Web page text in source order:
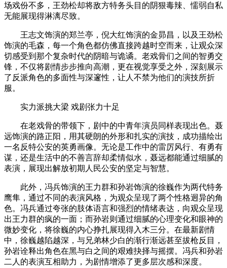
场戏份不多，王劲松却将敌方特务头目的阴狠毒辣、懦弱自私
无能展现得淋漓尽致。
王志文饰演的郑兰亭，倪大红饰演的金昴昌，以及王劲松
饰演的毛森，每一个角色都仿佛直接跨越时空而来，让观众深
切感受到那个复杂时代的阴暗与诡谲。老戏骨们之间的智勇交
锋，不仅将剧情步步推向高潮，更在视觉享受之外，深刻展示
了反派角色的多面性与深邃性，让人不禁为他们的演技所折
服。
实力派挑大梁 戏剧张力十足
在老戏骨的带领下，剧中的中青年演员同样表现出色。聂
远饰演的路正阳，用其硬朗的外形和扎实的演技，成功描绘出
一名反特公安的英勇画像。无论是工作中的雷厉风行、有勇有
谋，还是生活中的不善言辞却柔情似水，聂远都能通过细腻的
表演，展现出解放初期人民公安的坚定与智慧。
此外，冯兵饰演的王力群和孙岩饰演的徐巍作为两代特务
鹰隼，通过不同的表演风格，为观众呈现了两个性格迥异的角
色。冯兵通过夸张的肢体语言和强烈的情绪表达，向观众呈现
出王力群的疯的一面；而孙岩则通过细腻的心理变化和眼神的
微妙变化，将徐巍的内心挣扎展现得入木三分。在最新剧情
中，徐巍越陷越深，与兄弟林少白的渐行渐远甚至拔枪反目，
孙岩诠释出角色在黑与白之间的艰难抉择与摇摆。冯兵和孙岩
二人的表演互相助力，为剧情增添了更多层次感和深度。